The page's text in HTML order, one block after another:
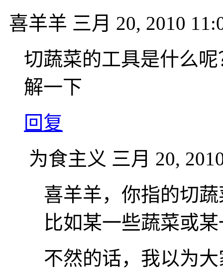
喜羊羊 三月 20, 2010
切蔬菜的工具是什么
解一下
回复
为食主义 三月 20,
喜羊羊，你指的切
比如某一些蔬菜或
不然的话，我以为